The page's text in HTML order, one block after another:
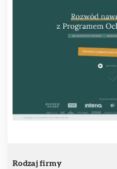
Rodzaj firmy